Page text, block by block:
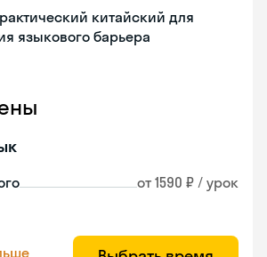
китайский для
языкового барьера
от 1590 ₽ / урок